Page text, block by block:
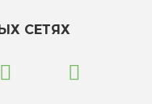
СЕТЯХ